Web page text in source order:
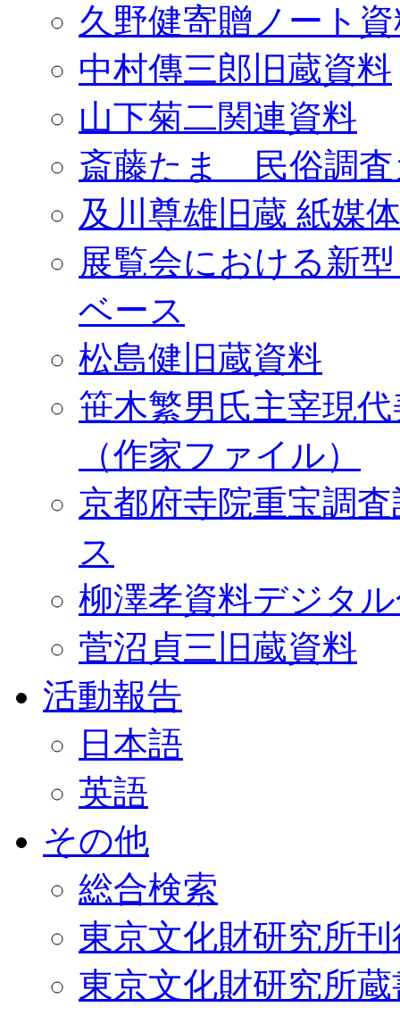
久野健寄贈ノート
中村傳三郎旧蔵資料
山下菊二関連資料
斎藤たま 民俗調査
及川尊雄旧蔵 紙媒
展覧会における新
ベース
松島健旧蔵資料
笹木繁男氏主宰現
（作家ファイル）
京都府寺院重宝調
ス
柳澤孝資料デジタ
菅沼貞三旧蔵資料
活動報告
日本語
英語
その他
総合検索
東京文化財研究所
東京文化財研究所